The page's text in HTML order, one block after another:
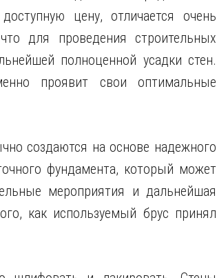
цену, отличается очень
для проведения строительных
полноценной усадки стен.
проявит свои оптимальные
создаются на основе надежного
фундамента, который может
мероприятия и дальнейшая
как используемый брус принял